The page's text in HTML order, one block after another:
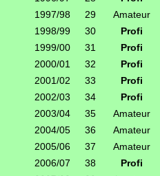
1997/98
29 Amateur
1998/99
30 Profi
1999/00
31 Profi
2000/01
32 Profi
2001/02
33 Profi
2002/03
34 Profi
2003/04
35 Amateur
2004/05
36 Amateur
2005/06
37 Amateur
2006/07
38 Profi